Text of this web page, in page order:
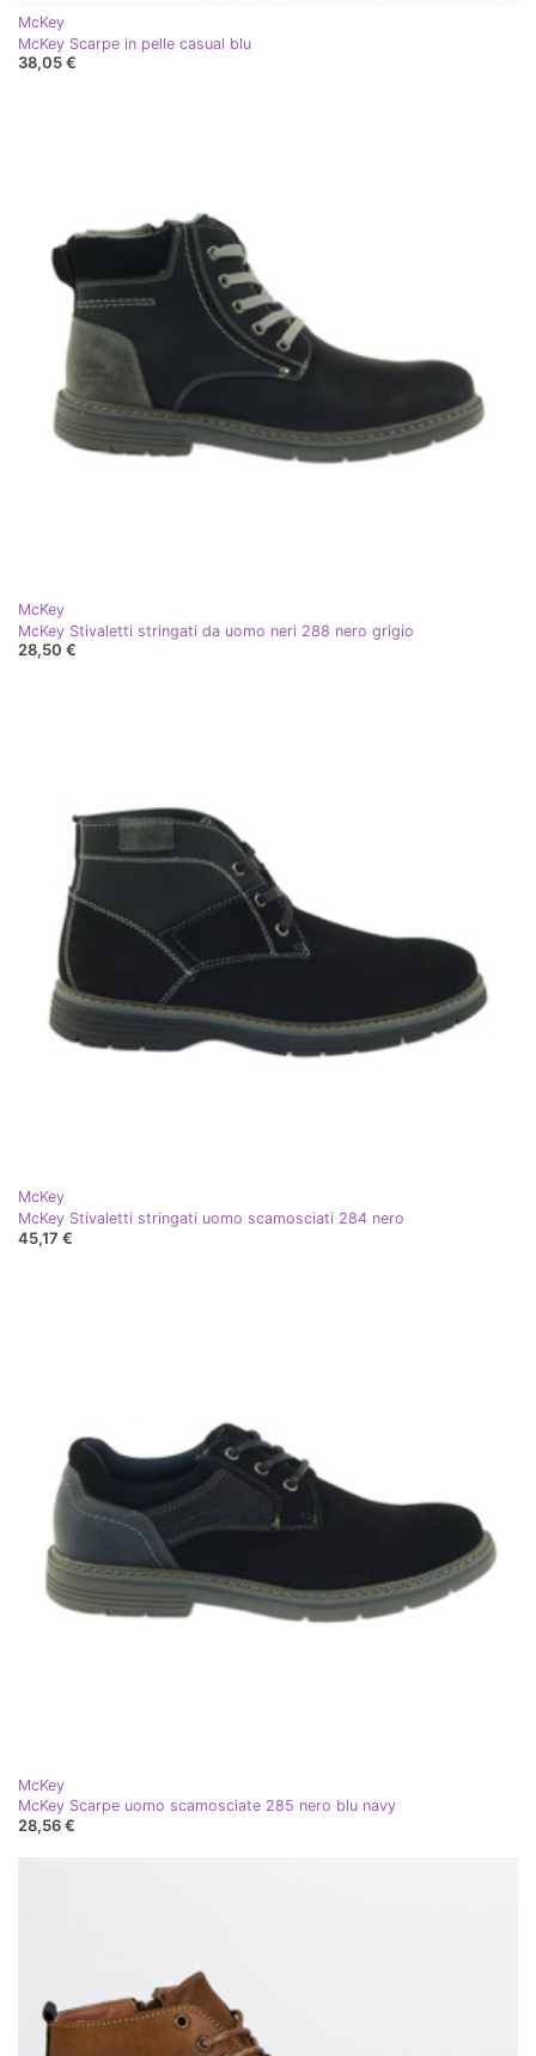
McKey
McKey Scarpe in pelle casual blu
38,05 €
McKey
McKey Stivaletti stringati da uomo neri 288 nero grigio
28,50 €
McKey
McKey Stivaletti stringati uomo scamosciati 284 nero
45,17 €
McKey
McKey Scarpe uomo scamosciate 285 nero blu navy
28,56 €